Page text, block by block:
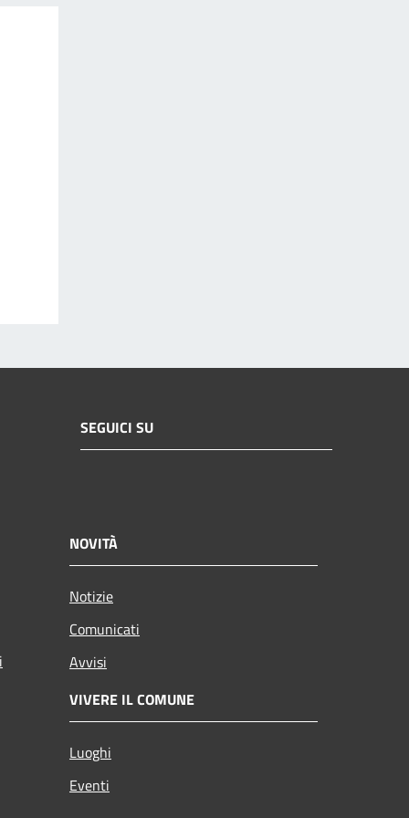
SEGUICI SU
NOVITÀ
Notizie
Comunicati
Avvisi
VIVERE IL COMUNE
Luoghi
Eventi